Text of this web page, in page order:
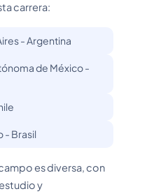
carrera:
- Argentina
de México -
- Brasil
es diversa, con
y